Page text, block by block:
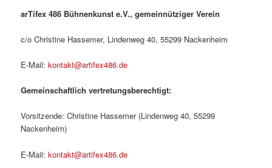
arTifex 486 Bühnenkunst e.V., gemeinnütziger Verein
c/o Christine Hassemer, Lindenweg 40, 55299 Nackenheim
E-Mail:kontakt@artifex486.de
Gemeinschaftlich vertretungsberechtigt:
Vorsitzende: Christine Hassemer (Lindenweg 40, 55299
Nackenheim)
E-Mail:kontakt@artifex486.de